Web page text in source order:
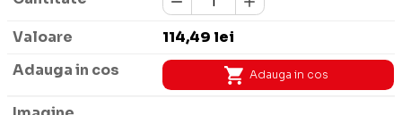
114,49 lei
Adauga in cos